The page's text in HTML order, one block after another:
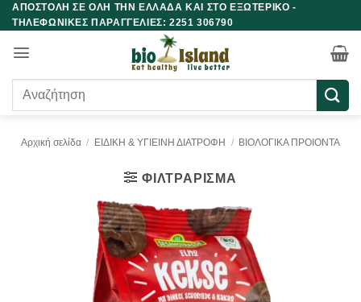
Μετάβαση
στο
περιεχόμενο
ΑΠΟΣΤΟΛΗ ΣΕ ΟΛΗ ΤΗΝ ΕΛΛΑΔΑ ΚΑΙ ΣΤΟ ΕΞΩΤΕΡΙΚΟ -
ΤΗΛΕΦΩΝΙΚΕΣ ΠΑΡΑΓΓΕΛΙΕΣ: 2251 306790
Αναζήτηση
Αρχική σελίδα / ΕΙΔΙΚΗ & ΥΓΙΕΙΝΗ ΔΙΑΤΡΟΦΗ / ΒΙΟΛΟΓΙΚΑ ΠΡΟΙΟΝΤΑ
ΦΙΛΤΡΆΡΙΣΜΑ